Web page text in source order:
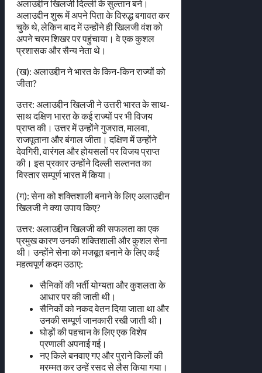
अलाउद्दीन खिलजी दिल्ली के सुल्तान बने।
अलाउद्दीन शुरू में अपने पिता के विरुद्ध बगावत कर
चुके थे, लेकिन बाद में उन्होंने ही खिलजी वंश को
अपने चरम शिखर पर पहुंचाया। वे एक कुशल
प्रशासक और सैन्य नेता थे।
(ख): अलाउद्दीन ने भारत के किन-किन राज्यों को
जीता?
उत्तर: अलाउद्दीन खिलजी ने उत्तरी भारत के साथ-
साथ दक्षिण भारत के कई राज्यों पर भी विजय
प्राप्त की। उत्तर में उन्होंने गुजरात, मालवा,
राजपूताना और बंगाल जीता। दक्षिण में उन्होंने
देवगिरी, वारंगल और होयसलों पर विजय प्राप्त
की। इस प्रकार उन्होंने दिल्ली सल्तनत का
विस्तार सम्पूर्ण भारत में किया।
(ग): सेना को शक्तिशाली बनाने के लिए अलाउद्दीन
खिलजी ने क्या उपाय किए?
उत्तर: अलाउद्दीन खिलजी की सफलता का एक
प्रमुख कारण उनकी शक्तिशाली और कुशल सेना
थी। उन्होंने सेना को मजबूत बनाने के लिए कई
महत्वपूर्ण कदम उठाए:
सैनिकों की भर्ती योग्यता और कुशलता के
आधार पर की जाती थी।
सैनिकों को नकद वेतन दिया जाता था और
उनकी सम्पूर्ण जानकारी रखी जाती थी।
घोड़ों की पहचान के लिए एक विशेष
प्रणाली अपनाई गई।
नए किले बनवाए गए और पुराने किलों की
मरम्मत कर उन्हें रसद से लैस किया गया।